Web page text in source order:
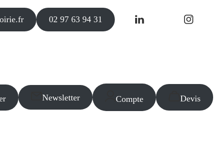
02 97 63 94 31
Newsletter Compte Devis